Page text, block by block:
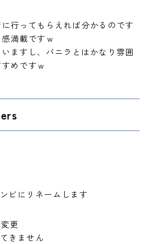
行ってもらえれば分かるのです
満載ですｗ
ますし、バニラとはかなり雰囲
めですｗ
ビにリネームします
更
きません